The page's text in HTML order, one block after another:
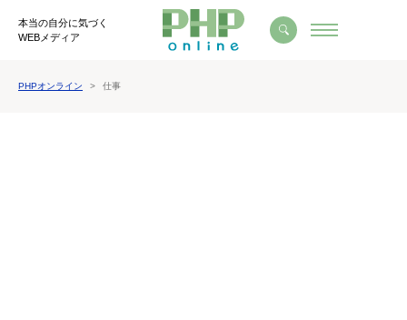
本当の自分に気づく
WEBメディア
PHPオンライン 仕事